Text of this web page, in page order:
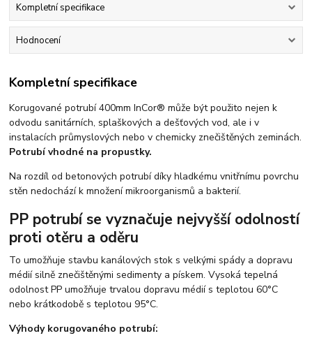
Kompletní specifikace
Hodnocení
Kompletní specifikace
Korugované potrubí 400mm InCor® může být použito nejen k
odvodu sanitárních, splaškových a dešťových vod, ale i v
instalacích průmyslových nebo v chemicky znečištěných zeminách.
Potrubí vhodné na propustky.
Na rozdíl od betonových potrubí díky hladkému vnitřnímu povrchu
stěn nedochází k množení mikroorganismů a bakterií.
PP potrubí se vyznačuje nejvyšší odolností
proti otěru a oděru
To umožňuje stavbu kanálových stok s velkými spády a dopravu
médií silně znečištěnými sedimenty a pískem. Vysoká tepelná
odolnost PP umožňuje trvalou dopravu médií s teplotou 60°C
nebo krátkodobě s teplotou 95°C.
Výhody korugovaného potrubí: